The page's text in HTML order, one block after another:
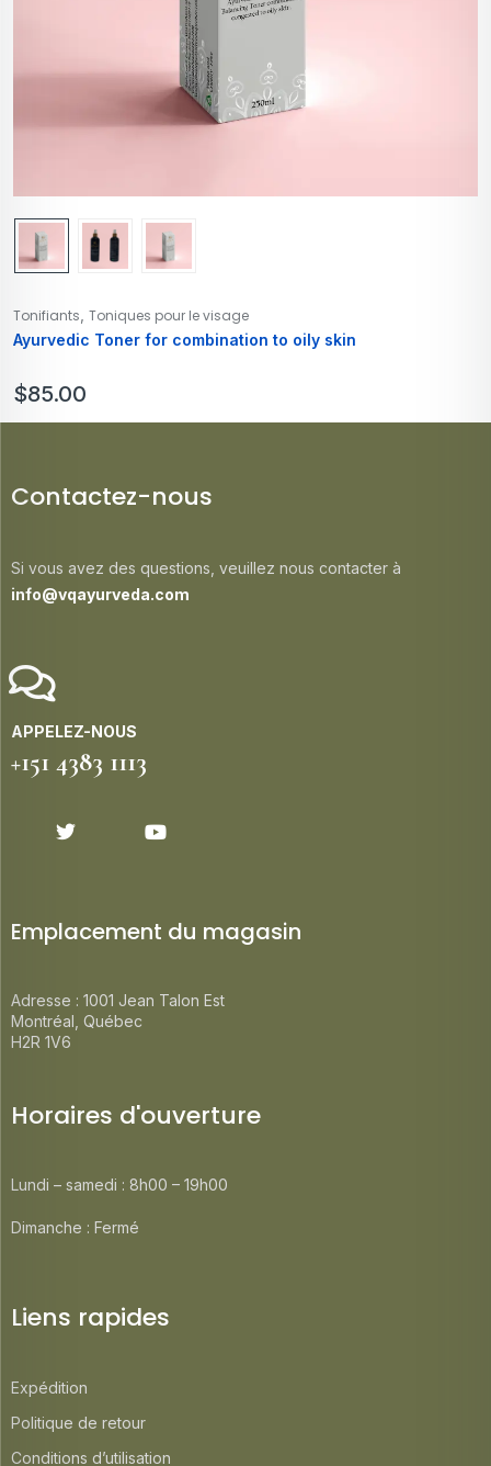
Tonifiants Toniques pour le visage
Ayurvedic Toner for combination to oily skin
$85.00
Contactez-nous
Si vous avez des questions, veuillez nous contacter à
info@vqayurveda.com
APPELEZ-NOUS
+151 4383 1113
Emplacement du magasin
Adresse : 1001 Jean Talon Est
Montréal, Québec
H2R 1V6
Horaires d'ouverture
Lundi – samedi : 8h00 – 19h00
Dimanche : Fermé
Liens rapides
Expédition
Politique de retour
Conditions d’utilisation